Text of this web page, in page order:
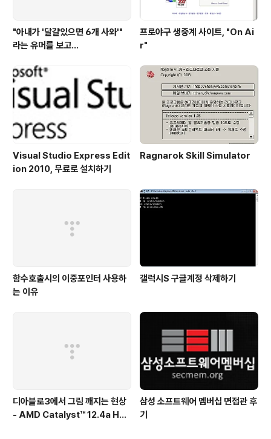
"아내가 '달걀있으면 6개 사와'"
라는 유머를 보고...
프로야구 생중계 사이트, "On Ai
r"
Visual Studio Express Edit
ion 2010, 무료로 설치하기
Ragnarok Skill Simulator
함수호출시의 이중포인터 사용하
는 이유
갤럭시S 구글계정 삭제하기
디아블로3에서 그림 깨지는 현상
- AMD Catalyst™ 12.4a Hot
삼성 소프트웨어 멤버십 면접관 후
기